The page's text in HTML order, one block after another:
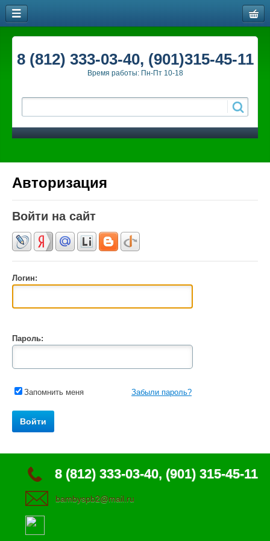
8 (812) 333-03-40, (901)315-45-11
Время работы: Пн-Пт 10-18
Авторизация
Войти на сайт
Логин:
Пароль:
Запомнить меня Забыли пароль?
8 (812) 333-03-40, (901) 315-45-11
bambyspb2@mail.ru